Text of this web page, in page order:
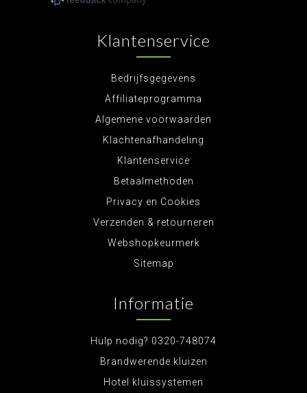
Klantenservice
Bedrijfsgegevens
Affiliateprogramma
Algemene voorwaarden
Klachtenafhandeling
Klantenservice
Betaalmethoden
Privacy en Cookies
Verzenden & retourneren
Webshopkeurmerk
Sitemap
Informatie
Hulp nodig? 0320-748074
Brandwerende kluizen
Hotel kluissystemen